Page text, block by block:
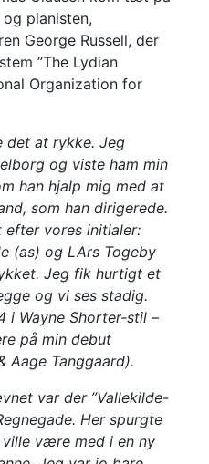
pianisten,
George Russell, der
”The Lydian
Organization for
det at rykke. Jeg
og viste ham min
han hjalp mig med at
som han dirigerede.
efter vores initialer:
(as) og LArs Togeby
Jeg fik hurtigt et
og vi ses stadig.
i Wayne Shorter-stil –
på min debut
Aage Tanggaard).
var der ”Vallekilde-
Her spurgte
være med i en ny